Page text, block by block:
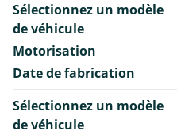
Sélectionnez un modèle
de véhicule
Motorisation
Date de fabrication
Sélectionnez un modèle
de véhicule